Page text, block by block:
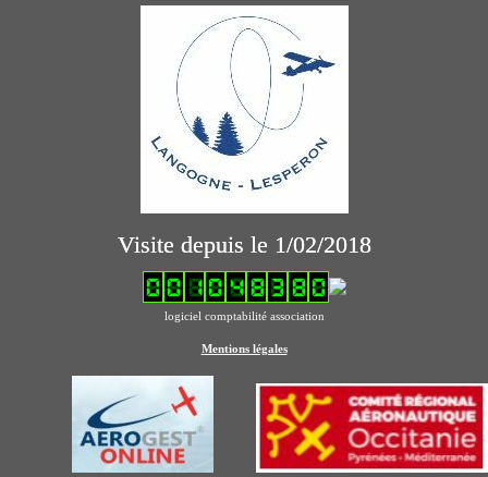
Visite depuis le 1/02/2018
logiciel comptabilité association
Mentions légales